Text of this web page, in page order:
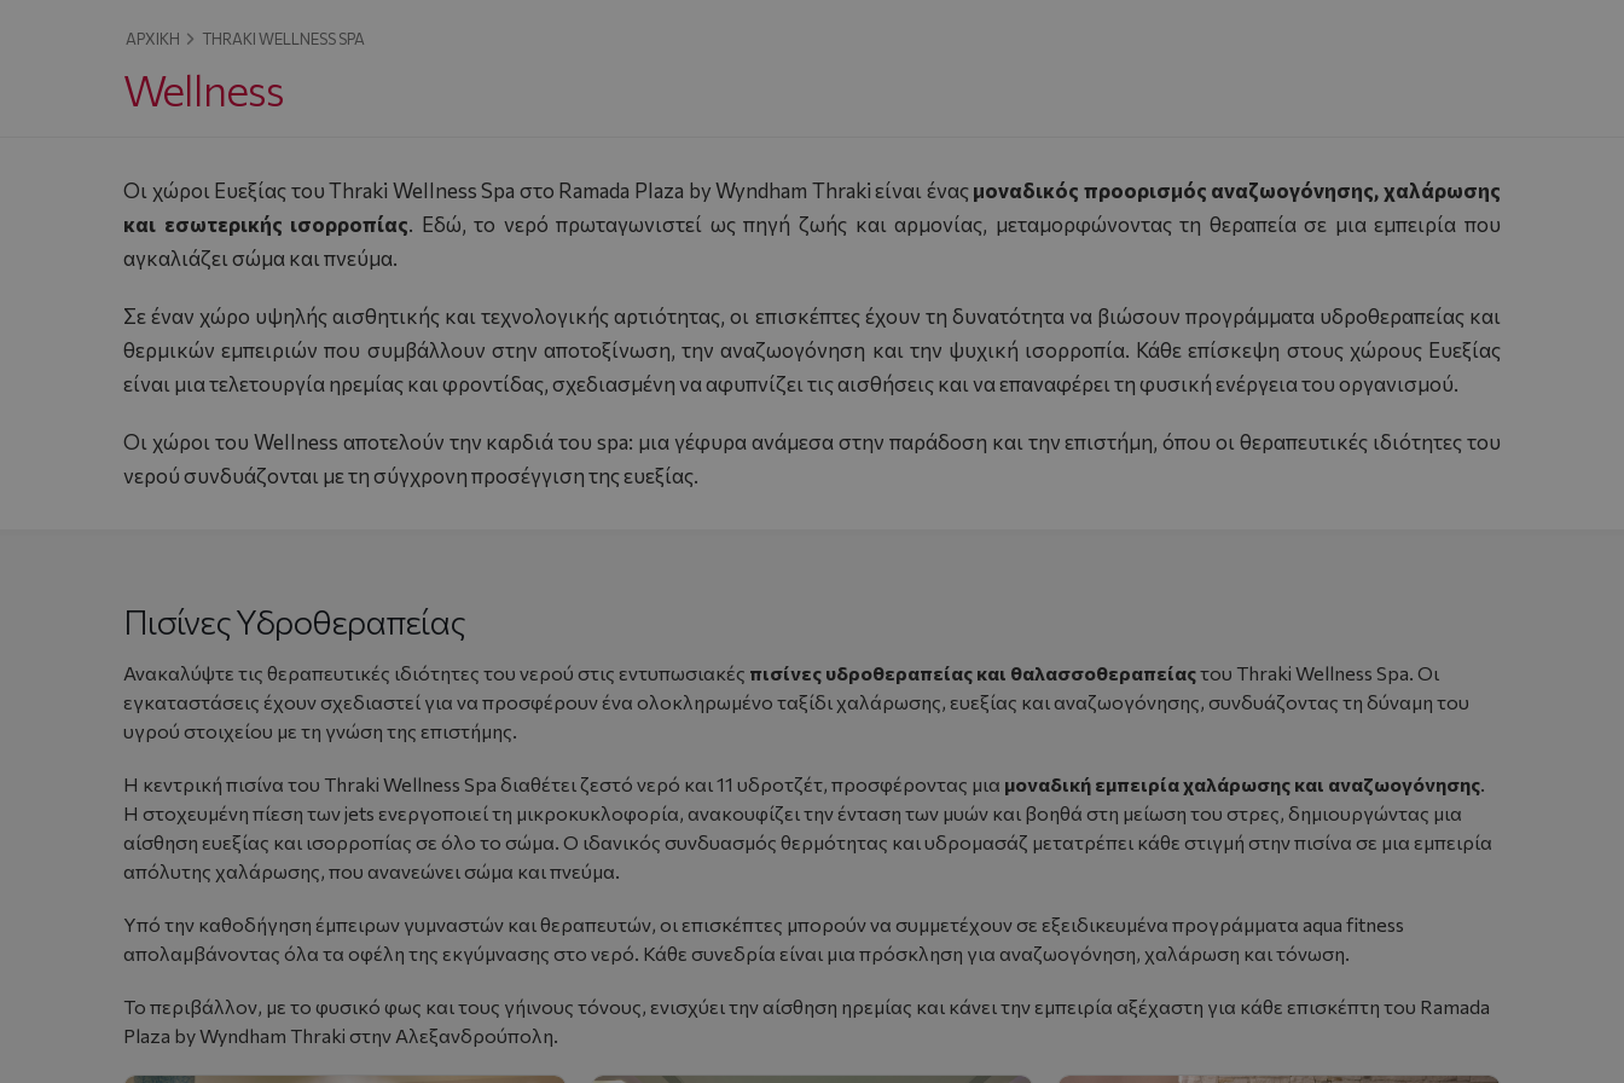
ΑΡΧΙΚΉ THRAKI WELLNESS SPA
Wellness
Οι χώροι Ευεξίας του Thraki Wellness Spa στο Ramada Plaza by Wyndham Thraki είναι έναςμοναδικός προορισμός αναζωογόνησης, χαλάρωσης
και εσωτερικής ισορροπίας. Εδώ, το νερό πρωταγωνιστεί ως πηγή ζωής και αρμονίας, μεταμορφώνοντας τη θεραπεία σε μια εμπειρία που
αγκαλιάζει σώμα και πνεύμα.
Σε έναν χώρο υψηλής αισθητικής και τεχνολογικής αρτιότητας, οι επισκέπτες έχουν τη δυνατότητα να βιώσουν προγράμματα υδροθεραπείας και
θερμικών εμπειριών που συμβάλλουν στην αποτοξίνωση, την αναζωογόνηση και την ψυχική ισορροπία. Κάθε επίσκεψη στους χώρους Ευεξίας
είναι μια τελετουργία ηρεμίας και φροντίδας, σχεδιασμένη να αφυπνίζει τις αισθήσεις και να επαναφέρει τη φυσική ενέργεια του οργανισμού.
Οι χώροι του Wellness αποτελούν την καρδιά του spa: μια γέφυρα ανάμεσα στην παράδοση και την επιστήμη, όπου οι θεραπευτικές ιδιότητες του
νερού συνδυάζονται με τη σύγχρονη προσέγγιση της ευεξίας.
Πισίνες Υδροθεραπείας
Ανακαλύψτε τις θεραπευτικές ιδιότητες του νερού στις εντυπωσιακές πισίνες υδροθεραπείας και θαλασσοθεραπείαςτου Thraki Wellness Spa. Οι
εγκαταστάσεις έχουν σχεδιαστεί για να προσφέρουν ένα ολοκληρωμένο ταξίδι χαλάρωσης, ευεξίας και αναζωογόνησης, συνδυάζοντας τη δύναμη του
υγρού στοιχείου με τη γνώση της επιστήμης.
Η κεντρική πισίνα του Thraki Wellness Spa διαθέτει ζεστό νερό και 11 υδροτζέτ, προσφέροντας μια μοναδική εμπειρία χαλάρωσης και αναζωογόνησης.
Η στοχευμένη πίεση των jets ενεργοποιεί τη μικροκυκλοφορία, ανακουφίζει την ένταση των μυών και βοηθά στη μείωση του στρες, δημιουργώντας μια
αίσθηση ευεξίας και ισορροπίας σε όλο το σώμα. Ο ιδανικός συνδυασμός θερμότητας και υδρομασάζ μετατρέπει κάθε στιγμή στην πισίνα σε μια εμπειρία
απόλυτης χαλάρωσης, που ανανεώνει σώμα και πνεύμα.
Υπό την καθοδήγηση έμπειρων γυμναστών και θεραπευτών, οι επισκέπτες μπορούν να συμμετέχουν σε εξειδικευμένα προγράμματα aqua fitness
απολαμβάνοντας όλα τα οφέλη της εκγύμνασης στο νερό. Κάθε συνεδρία είναι μια πρόσκληση για αναζωογόνηση, χαλάρωση και τόνωση.
Το περιβάλλον, με το φυσικό φως και τους γήινους τόνους, ενισχύει την αίσθηση ηρεμίας και κάνει την εμπειρία αξέχαστη για κάθε επισκέπτη του Ramada
Plaza by Wyndham Thraki στην Αλεξανδρούπολη.